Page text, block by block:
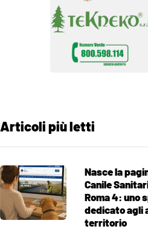
Articoli più letti
Nasce la
Canile
Roma 4: uno
dedicato agli
territorio